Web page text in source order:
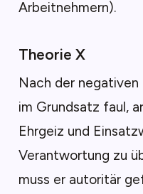
Arbeitnehmern).
Theorie X
Nach der negativen
im Grundsatz faul,
Ehrgeiz und
Verantwortung zu
muss er autoritär